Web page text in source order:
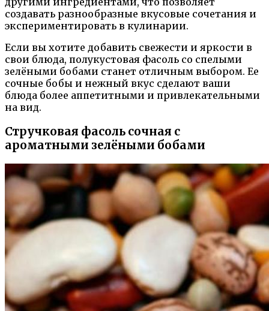
создавать разнообразные вкусовые сочетания и
экспериментировать в кулинарии.
Если вы хотите добавить свежести и яркости в
свои блюда, полукустовая фасоль со спелыми
зелёными бобами станет отличным выбором. Ее
сочные бобы и нежный вкус сделают ваши
блюда более аппетитными и привлекательными
на вид.
Стручковая фасоль сочная с
ароматными зелёными бобами